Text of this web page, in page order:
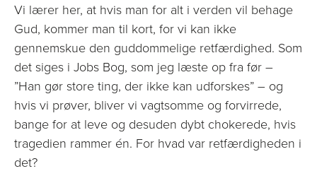
Vi lærer her, at hvis man for alt i verden vil behage
Gud, kommer man til kort, for vi kan ikke
gennemskue den guddommelige retfærdighed. Som
det siges i Jobs Bog, som jeg læste op fra før –
”Han gør store ting, der ikke kan udforskes” – og
hvis vi prøver, bliver vi vagtsomme og forvirrede,
bange for at leve og desuden dybt chokerede, hvis
tragedien rammer én. For hvad var retfærdigheden i
det?